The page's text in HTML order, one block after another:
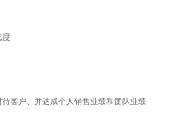
度
客户、并达成个人销售业绩和团队业绩